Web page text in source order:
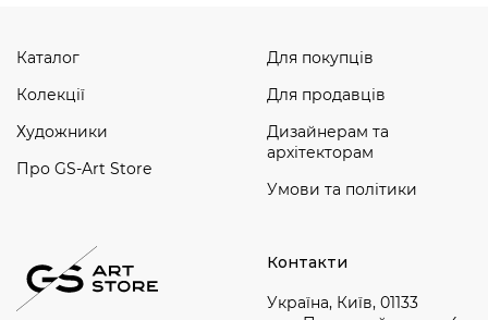
Контакти
Україна, Київ, 01133
Каталог
Колекції
Художники
Про GS-Art Store
Для покупців
Для продавців
Дизайнерам та
архітекторам
Умови та політики